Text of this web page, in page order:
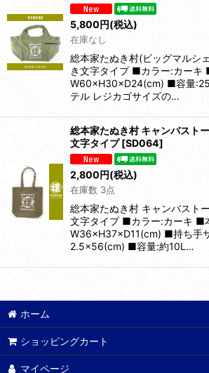
5,800円(税込)
在庫なし
総本家たぬき村(ビッグマルシ
き文字タイプ ■カラー:カーキ
W60×H30×D24(cm) ■容量
テル レジカゴサイズの…
総本家たぬき村 キャンバスト
文字タイプ [SD064]
2,800円(税込)
在庫数 3点
総本家たぬき村 キャンバスト
文字タイプ ■カラー:カーキ ■
W36×H37×D11(cm) ■持ち手
2.5×56(cm) ■容量:約10L…
ホーム
ショッピングカート
マイページ